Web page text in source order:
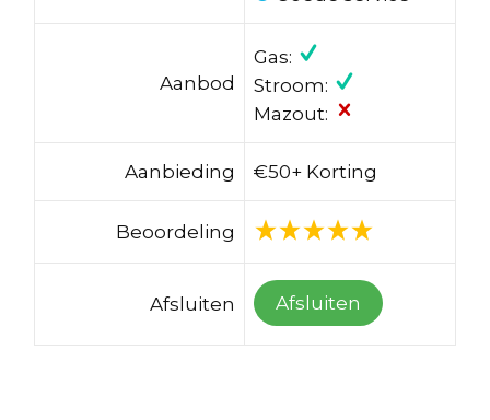
Aanbod
Gas:
Stroom:
Mazout:
Aanbieding €50+ Korting
Beoordeling
Afsluiten Afsluiten